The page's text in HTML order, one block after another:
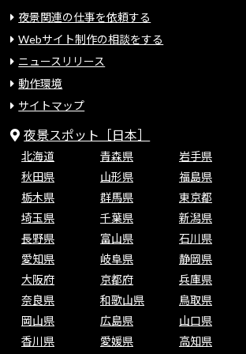
夜景関連の仕事を依頼する
Webサイト制作の相談をする
ニュースリリース
動作環境
サイトマップ
夜景スポット［日本］
北海道 青森県 岩手県
秋田県
山形県 福島県
栃木県
群馬県 東京都
埼玉県
千葉県 新潟県
長野県
富山県 石川県
愛知県
岐阜県 静岡県
大阪府
京都府 兵庫県
奈良県
和歌山県 鳥取県
岡山県
広島県 山口県
香川県
愛媛県 高知県